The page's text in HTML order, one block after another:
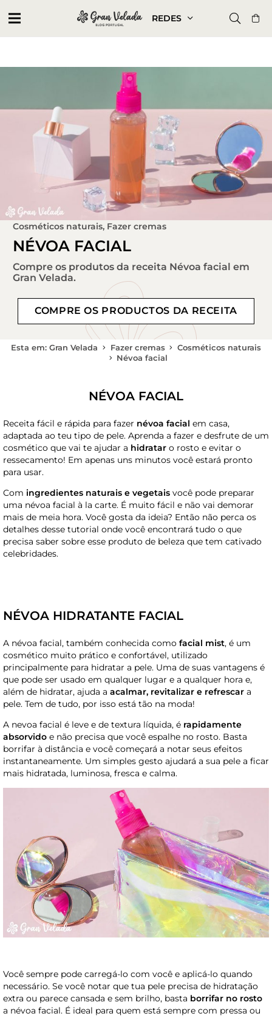
REDES
Cosméticos naturais, Fazer cremas
NÉVOA FACIAL
Compre os produtos da receita Névoa facial em
Gran Velada.
COMPRE OS PRODUCTOS DA RECEITA
Esta em: Gran Velada Fazer cremas
Cosméticos naturais
Névoa facial
NÉVOA FACIAL
Receita fácil e rápida para fazer névoa facial em casa,
adaptada ao teu tipo de pele. Aprenda a fazer e desfrute de um
cosmético que vai te ajudar a hidratar o rosto e evitar o
ressecamento! Em apenas uns minutos você estará pronto
para usar.
Com ingredientes naturais e vegetais você pode preparar
uma névoa facial à la carte. É muito fácil e não vai demorar
mais de meia hora. Você gosta da ideia? Então não perca os
detalhes desse tutorial onde você encontrará tudo o que
precisa saber sobre esse produto de beleza que tem cativado
celebridades.
NÉVOA HIDRATANTE FACIAL
A névoa facial, também conhecida como facial mist, é um
cosmético muito prático e confortável, utilizado
principalmente para hidratar a pele. Uma de suas vantagens é
que pode ser usado em qualquer lugar e a qualquer hora e,
além de hidratar, ajuda a acalmar, revitalizar e refrescar a
pele. Tem de tudo, por isso está tão na moda!
A nevoa facial é leve e de textura líquida, é rapidamente
absorvido e não precisa que você espalhe no rosto. Basta
borrifar à distância e você começará a notar seus efeitos
instantaneamente. Um simples gesto ajudará a sua pele a ficar
mais hidratada, luminosa, fresca e calma.
Você sempre pode carregá-lo com você e aplicá-lo quando
necessário. Se você notar que tua pele precisa de hidratação
extra ou parece cansada e sem brilho, basta borrifar no rosto
a névoa facial. É ideal para quem está sempre com pressa ou